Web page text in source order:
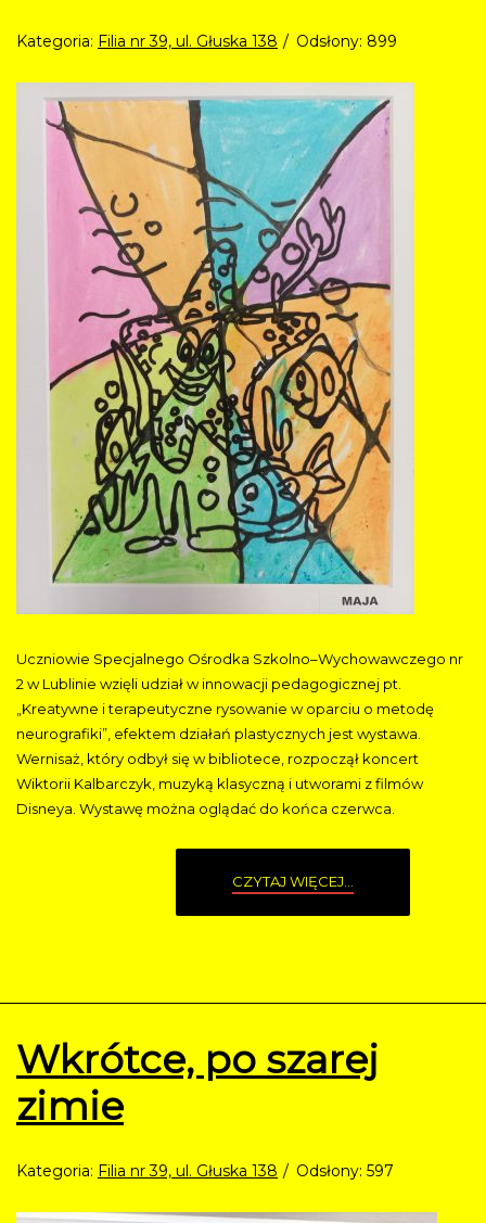
Kategoria: Filia nr 39, ul. Głuska 138 Odsłony: 899
Uczniowie Specjalnego Ośrodka Szkolno–Wychowawczego nr
2 w Lublinie wzięli udział w innowacji pedagogicznej pt.
„Kreatywne i terapeutyczne rysowanie w oparciu o metodę
neurografiki”, efektem działań plastycznych jest wystawa.
Wernisaż, który odbył się w bibliotece, rozpoczął koncert
Wiktorii Kalbarczyk, muzyką klasyczną i utworami z filmów
Disneya. Wystawę można oglądać do końca czerwca.
CZYTAJ WIĘCEJ...
Wkrótce, po szarej
zimie
Kategoria: Filia nr 39, ul. Głuska 138 Odsłony: 597